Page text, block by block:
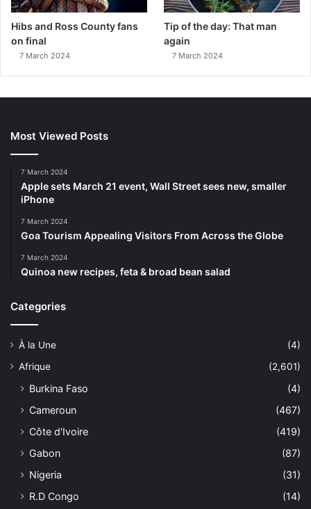
Hibs and Ross County fans
on final
7 March 2024
Tip of the day: That man
again
7 March 2024
Most Viewed Posts
7 March 2024
Apple sets March 21 event, Wall Street sees new, smaller
iPhone
7 March 2024
Goa Tourism Appealing Visitors From Across the Globe
7 March 2024
Quinoa new recipes, feta & broad bean salad
Categories
À la Une
(4)
Afrique
(2,601)
Burkina Faso
(4)
Cameroun
(467)
Côte d'Ivoire
(419)
Gabon
(87)
Nigeria
(31)
R.D Congo
(14)